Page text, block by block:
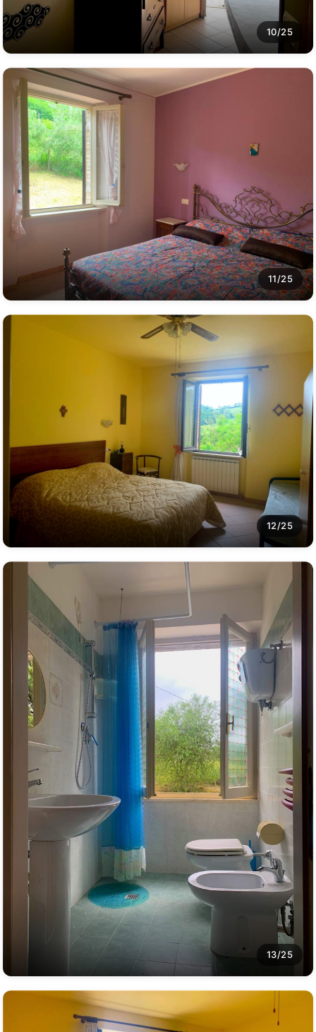
10/25
11/25
12/25
13/25